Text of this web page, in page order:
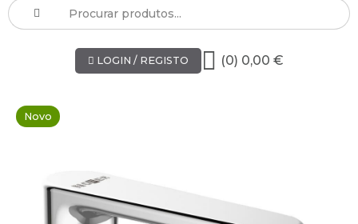
LOGIN / REGISTO (0) 0,00 €
Novo